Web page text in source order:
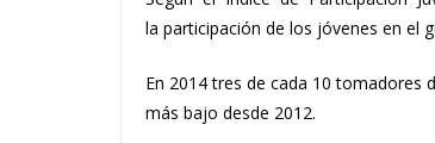
la participación de los jóvenes en el
En 2014 tres de cada 10 tomadores
más bajo desde 2012.